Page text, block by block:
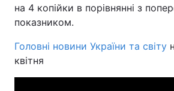
на 4 копійки в порівнянні з
показником.
Головні новини України та світу
квітня